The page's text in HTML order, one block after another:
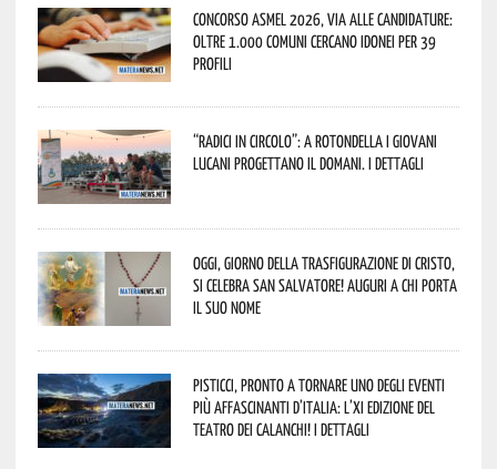
Concorso Asmel 2026, via alle candidature:
oltre 1.000 Comuni cercano idonei per 39
profili
“Radici in Circolo”: a Rotondella i giovani
lucani progettano il domani. I dettagli
Oggi, giorno della Trasfigurazione di Cristo,
si celebra San Salvatore! Auguri a chi porta
il suo nome
Pisticci, pronto a tornare uno degli eventi
più affascinanti d’Italia: l’XI edizione del
Teatro dei Calanchi! I dettagli